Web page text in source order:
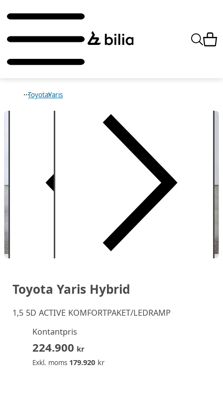
ToyotaYaris
Toyota Yaris Hybrid
1,5 5D ACTIVE KOMFORTPAKET/LEDRAMP
Kontantpris
224.900 kr
Exkl. moms 179.920kr